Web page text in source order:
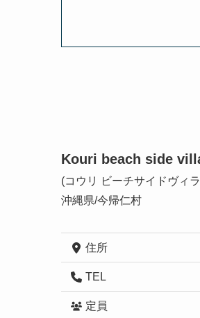
Kouri beach side
(コウリ ビーチサイドヴィ
沖縄県/今帰仁村
住所
TEL
定員